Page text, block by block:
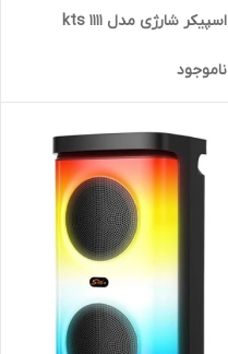
اسپیکر شارژی مدل kts 1111
ناموجود